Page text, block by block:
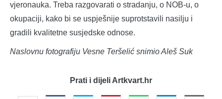
vjeronauka. Treba razgovarati o stradanju, o NOB-u, o
okupaciji, kako bi se uspješnije suprotstavili nasilju i
gradili kvalitetne susjedske odnose.
Naslovnu fotografiju Vesne Teršelić snimio Aleš Suk
Prati i dijeli Artkvart.hr